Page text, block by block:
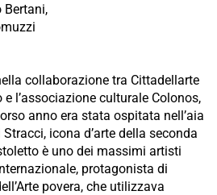
Bertani,
collaborazione tra Cittadellarte
l’associazione culturale Colonos,
anno era stata ospitata nell’aia
icona d’arte della seconda
è uno dei massimi artisti
protagonista di
povera, che utilizzava